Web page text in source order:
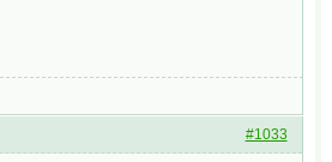
#1033